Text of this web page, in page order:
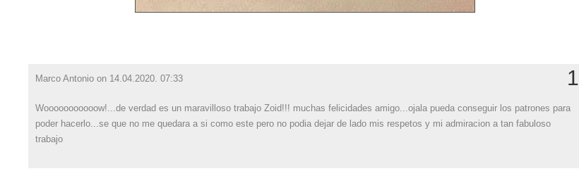
1
Marco Antonio on 14.04.2020. 07:33
Wooooooooooow!...de verdad es un maravilloso trabajo Zoid!!! muchas felicidades amigo...ojala pueda conseguir los patrones para
poder hacerlo...se que no me quedara a si como este pero no podia dejar de lado mis respetos y mi admiracion a tan fabuloso
trabajo